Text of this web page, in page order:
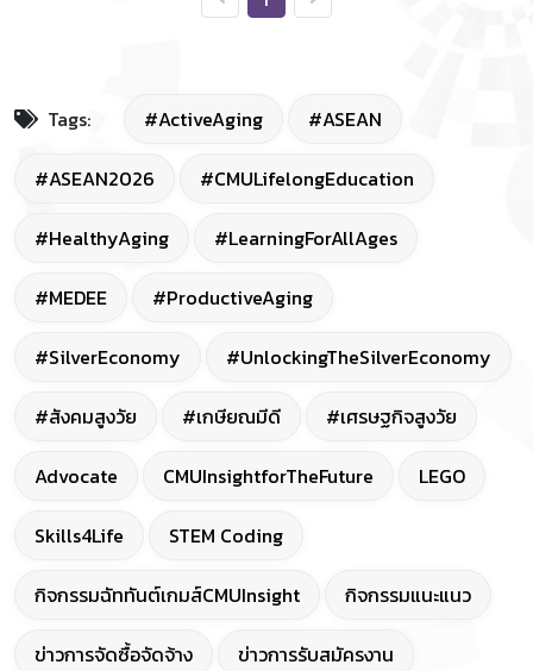
Tags: #ActiveAging #ASEAN
#ASEAN2026 #CMULifelongEducation
#HealthyAging #LearningForAllAges
#MEDEE #ProductiveAging
#SilverEconomy #UnlockingTheSilverEconomy
#สังคมสูงวัย #เกษียณมีดี #เศรษฐกิจสูงวัย
Advocate CMUInsightforTheFuture LEGO
Skills4Life STEM Coding
กิจกรรมฉัททันต์เกมส์CMUInsight กิจกรรมแนะแนว
ข่าวการจัดซื้อจัดจ้าง ข่าวการรับสมัครงาน